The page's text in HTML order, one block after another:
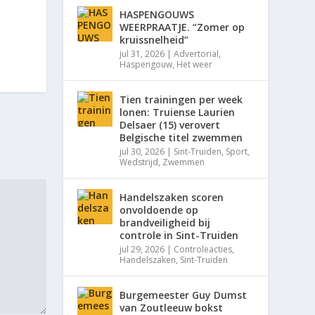
HASPENGOUWS
WEERPRAATJE. “Zomer op
kruissnelheid”
jul 31, 2026 |Advertorial,
Haspengouw, Het weer
Tien trainingen per week
lonen: Truiense Laurien
Delsaer (15) verovert
Belgische titel zwemmen
jul 30, 2026 | Sint-Truiden, Sport,
Wedstrijd, Zwemmen
Handelszaken scoren
onvoldoende op
brandveiligheid bij
controle in Sint-Truiden
jul 29, 2026 | Controleacties,
Handelszaken, Sint-Truiden
Burgemeester Guy Dumst
van Zoutleeuw bokst